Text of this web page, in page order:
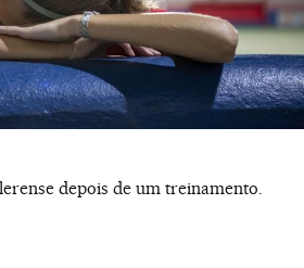
depois de um treinamento.